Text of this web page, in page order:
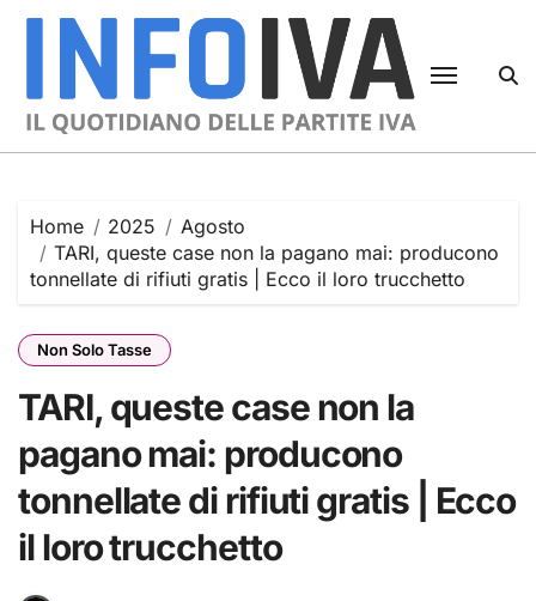
Skip
Home 2025
Agosto
TARI, queste case non la pagano mai: producono
tonnellate di rifiuti gratis | Ecco il loro trucchetto
Non Solo Tasse
TARI, queste case non la
pagano mai: producono
tonnellate di rifiuti gratis | Ecco
il loro trucchetto